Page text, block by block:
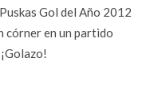
Gol del Año 2012
córner en un partido